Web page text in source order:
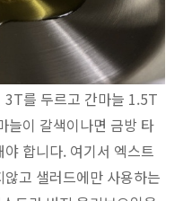
3T를 두르고 간마늘 1.5T
늘이 갈색이나면 금방 타
합니다. 여기서 엑스트
고 샐러드에만 사용하는